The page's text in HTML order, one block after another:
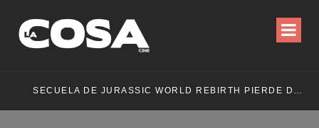
SECUELA DE JURASSIC WORLD REBIRTH PIERDE DIRECTOR